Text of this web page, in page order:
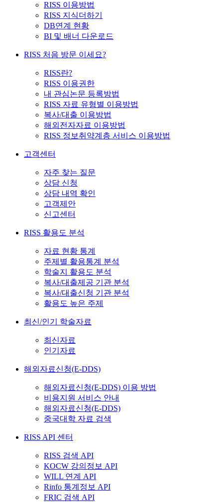
RISS 이용방법
RISS 지식더하기
DB연계 현황
BI 및 배너 다운로드
RISS 처음 방문 이세요?
RISS란?
RISS 이용권한
내 관심논문 등록방법
RISS 자료 유형별 이용방법
복사/대출 이용방법
해외전자자료 이용방법
RISS 정보취약계층 서비스 이용방법
고객센터
자주 찾는 질문
상담 신청
상담 내역 확인
고객제안
신고센터
RISS 활용도 분석
자료 현황 통계
주제별 활용통계 분석
학술지 활용도 분석
복사/대출제공 기관 분석
복사/대출신청 기관 분석
활용도 높은 주제
최신/인기 학술자료
최신자료
인기자료
해외자료신청(E-DDS)
해외자료신청(E-DDS) 이용 방법
비용지원 서비스 안내
해외자료신청(E-DDS)
중국대학 자료 검색
RISS API 센터
RISS 검색 API
KOCW 강의정보 API
WILL 연계 API
Rinfo 통계정보 API
FRIC 검색 API